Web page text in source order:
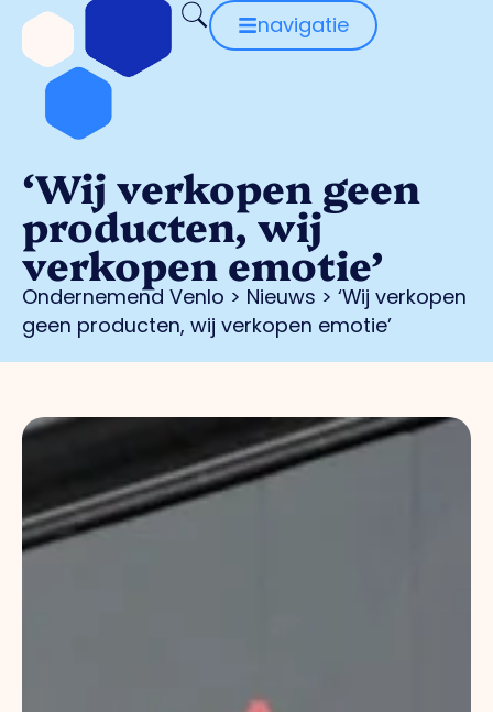
navigatie
‘Wij verkopen geen
producten, wij
verkopen emotie’
Ondernemend Venlo > Nieuws > ‘Wij verkopen
geen producten, wij verkopen emotie’